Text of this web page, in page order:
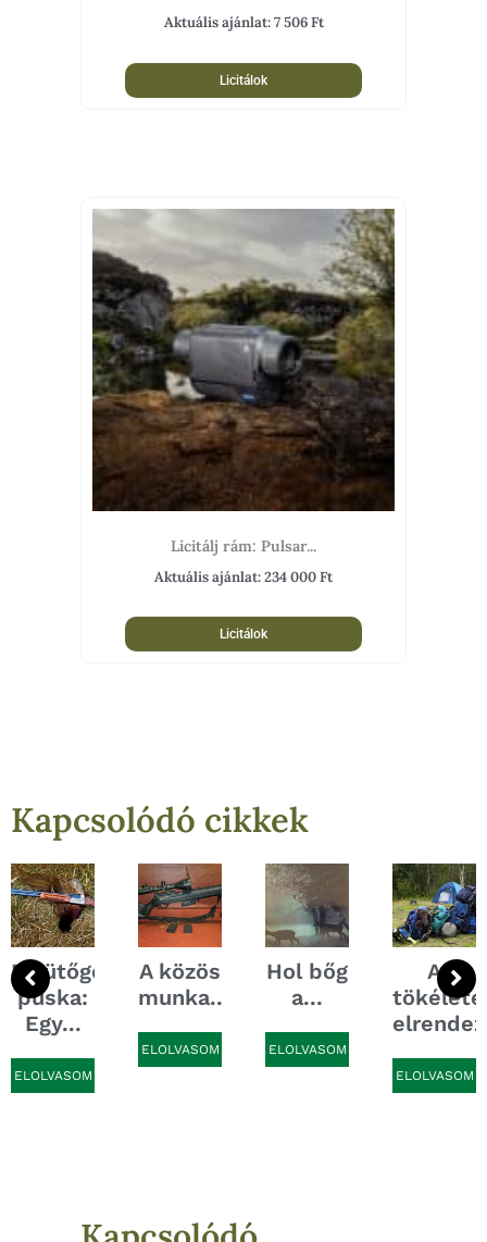
Aktuális ajánlat:7 506Ft
Licitálok
Licitálj rám: Pulsar...
Aktuális ajánlat:234 000Ft
Licitálok
Kapcsolódó cikkek
Elsütőgombos
puska:
Egy...
ELOLVASOM
A közös
munka...
ELOLVASOM
Hol bőg
a...
ELOLVASOM
A
ELOLVASOM